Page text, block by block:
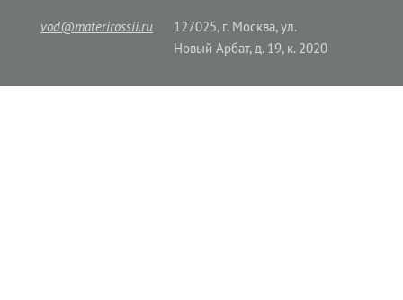
vod@materirossii.ru
127025, г. Москва, ул.
Новый Арбат, д. 19, к. 2020